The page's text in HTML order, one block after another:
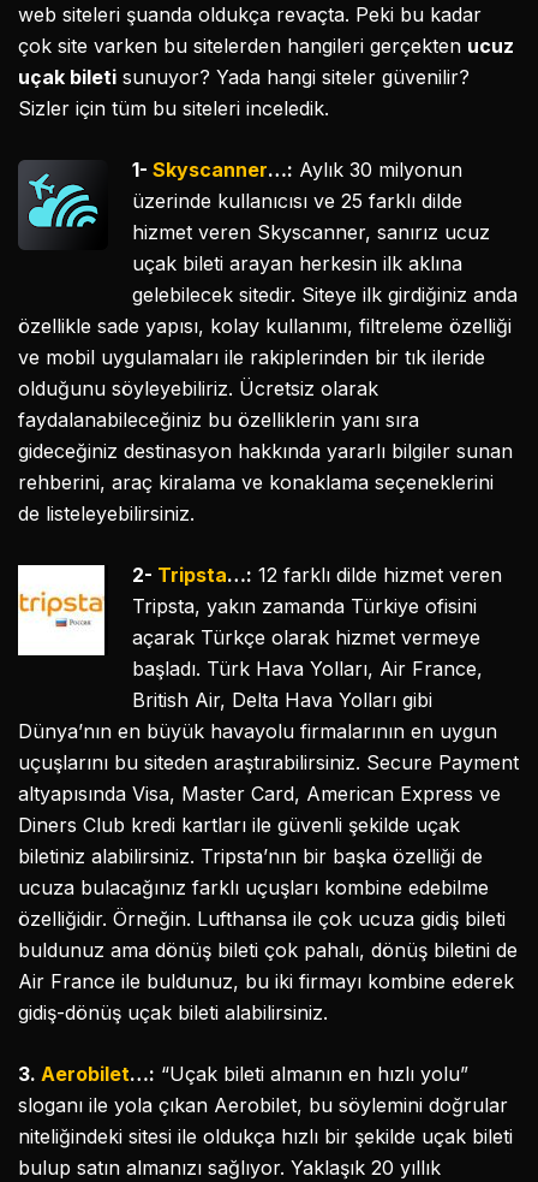
web siteleri şuanda oldukça revaçta. Peki bu kadar
çok site varken bu sitelerden hangileri gerçekten ucuz
uçak bileti sunuyor? Yada hangi siteler güvenilir?
Sizler için tüm bu siteleri inceledik.
1- Skyscanner…: Aylık 30 milyonun
üzerinde kullanıcısı ve 25 farklı dilde
hizmet veren Skyscanner, sanırız ucuz
uçak bileti arayan herkesin ilk aklına
gelebilecek sitedir. Siteye ilk girdiğiniz anda
özellikle sade yapısı, kolay kullanımı, filtreleme özelliği
ve mobil uygulamaları ile rakiplerinden bir tık ileride
olduğunu söyleyebiliriz. Ücretsiz olarak
faydalanabileceğiniz bu özelliklerin yanı sıra
gideceğiniz destinasyon hakkında yararlı bilgiler sunan
rehberini, araç kiralama ve konaklama seçeneklerini
de listeleyebilirsiniz.
2- Tripsta…: 12 farklı dilde hizmet veren
Tripsta, yakın zamanda Türkiye ofisini
açarak Türkçe olarak hizmet vermeye
başladı. Türk Hava Yolları, Air France,
British Air, Delta Hava Yolları gibi
Dünya’nın en büyük havayolu firmalarının en uygun
uçuşlarını bu siteden araştırabilirsiniz. Secure Payment
altyapısında Visa, Master Card, American Express ve
Diners Club kredi kartları ile güvenli şekilde uçak
biletiniz alabilirsiniz. Tripsta’nın bir başka özelliği de
ucuza bulacağınız farklı uçuşları kombine edebilme
özelliğidir. Örneğin. Lufthansa ile çok ucuza gidiş bileti
buldunuz ama dönüş bileti çok pahalı, dönüş biletini de
Air France ile buldunuz, bu iki firmayı kombine ederek
gidiş-dönüş uçak bileti alabilirsiniz.
3. Aerobilet…: “Uçak bileti almanın en hızlı yolu”
sloganı ile yola çıkan Aerobilet, bu söylemini doğrular
niteliğindeki sitesi ile oldukça hızlı bir şekilde uçak bileti
bulup satın almanızı sağlıyor. Yaklaşık 20 yıllık